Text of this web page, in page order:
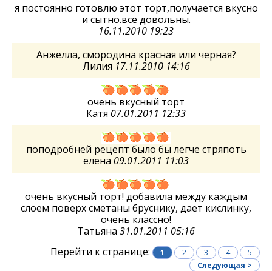
я постоянно готовлю этот торт,получается вкусно
и сытно.все довольны.
16.11.2010 19:23
Анжелла, смородина красная или черная?
Лилия 17.11.2010 14:16
очень вкусный торт
Катя 07.01.2011 12:33
поподробней рецепт было бы легче стряпоть
елена 09.01.2011 11:03
очень вкусный торт! добавила между каждым
слоем поверх сметаны бруснику, дает кислинку,
очень классно!
Татьяна 31.01.2011 05:16
Перейти к странице:
1 2 3 4
5
Следующая >